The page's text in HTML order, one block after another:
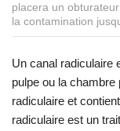
placera un
la contamination
Un canal radiculaire
pulpe ou la
radiculaire et
radiculaire est un